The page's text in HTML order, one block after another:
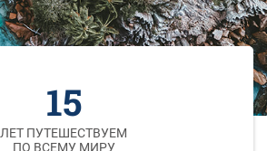
15
ЛЕТ ПУТЕШЕСТВУЕМ
ПО ВСЕМУ МИРУ